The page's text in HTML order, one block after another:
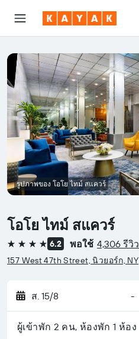
โอโย ไทม์ สแควร์
4 ดาว 6.2 พอใช้ 4,306 รีวิว
157 West 47th Street, นิวยอร์ก, NY
ส. 15/8 -
ผู้เข้าพัก 2 คน, ห้องพัก 1 ห้อง
รูปภาพของ โอโย ไทม์ สแควร์